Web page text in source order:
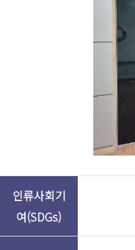
인류사회기
여(SDGs)
일